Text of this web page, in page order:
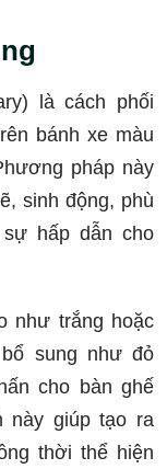
là cách phối
bánh xe màu
pháp này
sinh động, phù
hấp dẫn cho
như trắng hoặc
sung như đỏ
cho bàn ghế
này giúp tạo ra
thời thể hiện